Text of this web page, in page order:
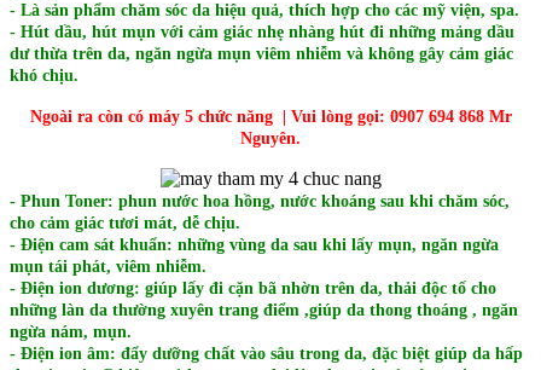
- Là sản phẩm chăm sóc da hiệu quả, thích hợp cho các mỹ viện, spa.
- Hút dầu, hút mụn với cảm giác nhẹ nhàng hút đi những mảng dầu
dư thừa trên da, ngăn ngừa mụn viêm nhiễm và không gây cảm giác
khó chịu.
Ngoài ra còn có máy 5 chức năng | Vui lòng gọi: 0907 694 868 Mr
Nguyên.
- Phun Toner: phun nước hoa hồng, nước khoáng sau khi chăm sóc,
cho cảm giác tươi mát, dễ chịu.
- Điện cam sát khuẩn: những vùng da sau khi lấy mụn, ngăn ngừa
mụn tái phát, viêm nhiễm.
- Điện ion dương: giúp lấy đi cặn bã nhờn trên da, thải độc tố cho
những làn da thường xuyên trang điểm ,giúp da thong thoáng , ngăn
ngừa nám, mụn.
- Điện ion âm: đẩy dưỡng chất vào sâu trong da, đặc biệt giúp da hấp